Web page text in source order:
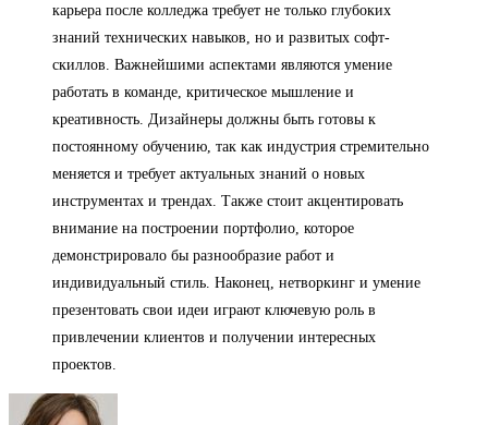
карьера после колледжа требует не только глубоких
знаний технических навыков, но и развитых софт-
скиллов. Важнейшими аспектами являются умение
работать в команде, критическое мышление и
креативность. Дизайнеры должны быть готовы к
постоянному обучению, так как индустрия стремительно
меняется и требует актуальных знаний о новых
инструментах и трендах. Также стоит акцентировать
внимание на построении портфолио, которое
демонстрировало бы разнообразие работ и
индивидуальный стиль. Наконец, нетворкинг и умение
презентовать свои идеи играют ключевую роль в
привлечении клиентов и получении интересных
проектов.